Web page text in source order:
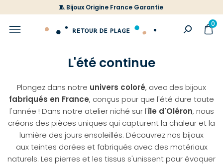
🧵 Bijoux Origine France Garantie
0
L'été continue
Plongez dans notre univers coloré, avec des bijoux
fabriqués en France, conçus pour que l'été dure toute
l'année ! Dans notre atelier niché sur l'île d'Oléron, nous
créons des pièces uniques qui capturent la chaleur et la
lumière des jours ensoleillés. Découvrez nos bijoux
aux teintes dorées et fabriqués avec des matériaux
naturels. Les pierres et les tissus s'unissent pour évoquer